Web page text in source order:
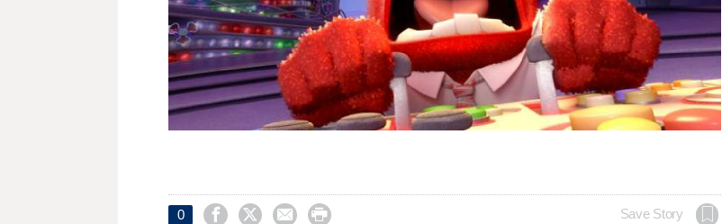
0     Save Story